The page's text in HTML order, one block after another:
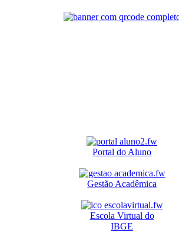
Portal do Aluno
Gestão Acadêmica
Escola Virtual do
IBGE